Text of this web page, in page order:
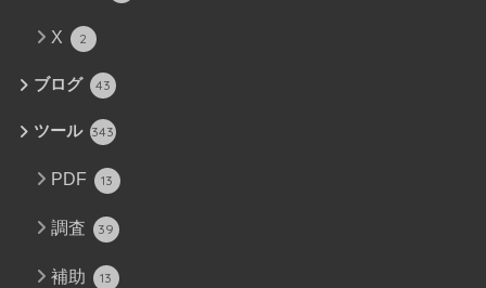
X 2
ブログ 43
ツール 343
PDF 13
調査 39
補助 13